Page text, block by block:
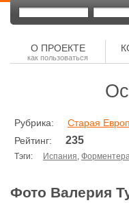
О ПРОЕКТЕ
как пользоваться
Рубрика: Старая
Рейтинг: 235
Тэги: Испания,
Фото Валерия